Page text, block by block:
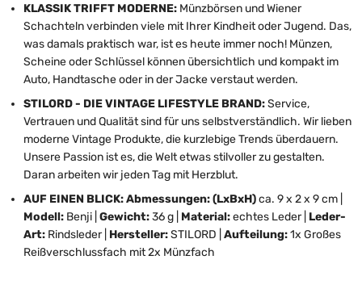
KLASSIK TRIFFT MODERNE: Münzbörsen und Wiener
Schachteln verbinden viele mit Ihrer Kindheit oder Jugend. Das,
was damals praktisch war, ist es heute immer noch! Münzen,
Scheine oder Schlüssel können übersichtlich und kompakt im
Auto, Handtasche oder in der Jacke verstaut werden.
STILORD - DIE VINTAGE LIFESTYLE BRAND:Service,
Vertrauen und Qualität sind für uns selbstverständlich. Wir lieben
moderne Vintage Produkte, die kurzlebige Trends überdauern.
Unsere Passion ist es, die Welt etwas stilvoller zu gestalten.
Daran arbeiten wir jeden Tag mit Herzblut.
AUF EINEN BLICK: Abmessungen: (LxBxH)ca. 9 x 2 x 9 cm |
Modell: Benji | Gewicht:36 g | Material:echtes Leder | Leder-
Art: Rindsleder | Hersteller:STILORD | Aufteilung:1x Großes
Reißverschlussfach mit 2x Münzfach